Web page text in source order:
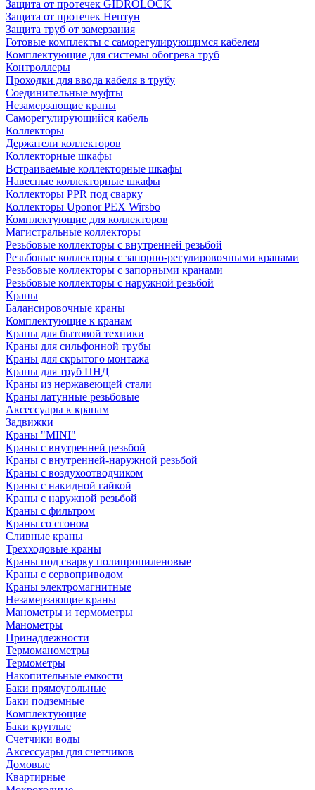
Защита от протечек GIDROLOCK
Защита от протечек Нептун
Защита труб от замерзания
Готовые комплекты с саморегулирующимся кабелем
Комплектующие для системы обогрева труб
Контроллеры
Проходки для ввода кабеля в трубу
Соединительные муфты
Незамерзающие краны
Саморегулирующийся кабель
Коллекторы
Держатели коллекторов
Коллекторные шкафы
Встраиваемые коллекторные шкафы
Навесные коллекторные шкафы
Коллекторы PPR под сварку
Коллекторы Uponor PEX Wirsbo
Комплектующие для коллекторов
Магистральные коллекторы
Резьбовые коллекторы с внутренней резьбой
Резьбовые коллекторы с запорно-регулировочными кранами
Резьбовые коллекторы с запорными кранами
Резьбовые коллекторы с наружной резьбой
Краны
Балансировочные краны
Комплектующие к кранам
Краны для бытовой техники
Краны для сильфонной трубы
Краны для скрытого монтажа
Краны для труб ПНД
Краны из нержавеющей стали
Краны латунные резьбовые
Аксессуары к кранам
Задвижки
Краны "MINI"
Краны с внутренней резьбой
Краны с внутренней-наружной резьбой
Краны с воздухоотводчиком
Краны с накидной гайкой
Краны с наружной резьбой
Краны с фильтром
Краны со сгоном
Сливные краны
Трехходовые краны
Краны под сварку полипропиленовые
Краны с сервоприводом
Краны электромагнитные
Незамерзающие краны
Манометры и термометры
Манометры
Принадлежности
Термоманометры
Термометры
Накопительные емкости
Баки прямоугольные
Баки подземные
Комплектующие
Баки круглые
Счетчики воды
Аксессуары для счетчиков
Домовые
Квартирные